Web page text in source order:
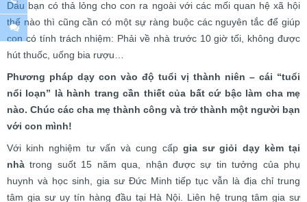
Dẫu bạn có thả lỏng cho con ra ngoài với các mối quan hệ xã hội
thế nào thì cũng cần có một sự ràng buộc các nguyên tắc để giúp
con có tính trách nhiệm: Phải về nhà trước 10 giờ tối, không được
hút thuốc, uống bia rượu…
Phương pháp dạy con vào độ tuổi vị thành niên – cái “tuổi
nổi loạn” là hành trang cần thiết của bất cứ bậc làm cha mẹ
nào. Chúc các cha mẹ thành công và trở thành một người bạn
với con mình!
Với kinh nghiệm tư vấn và cung cấp gia sư giỏi dạy kèm tại
nhàtrong suốt 15 năm qua, nhận được sự tin tưởng của phụ
huynh và học sinh, gia sư Đức Minh tiếp tục vẫn là địa chỉ trung
tâm gia sư uy tín hàng đầu tại Hà Nội. Liên hệ trung tâm gia sư